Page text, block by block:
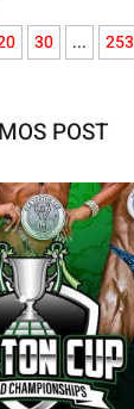
30 ... 253
POST